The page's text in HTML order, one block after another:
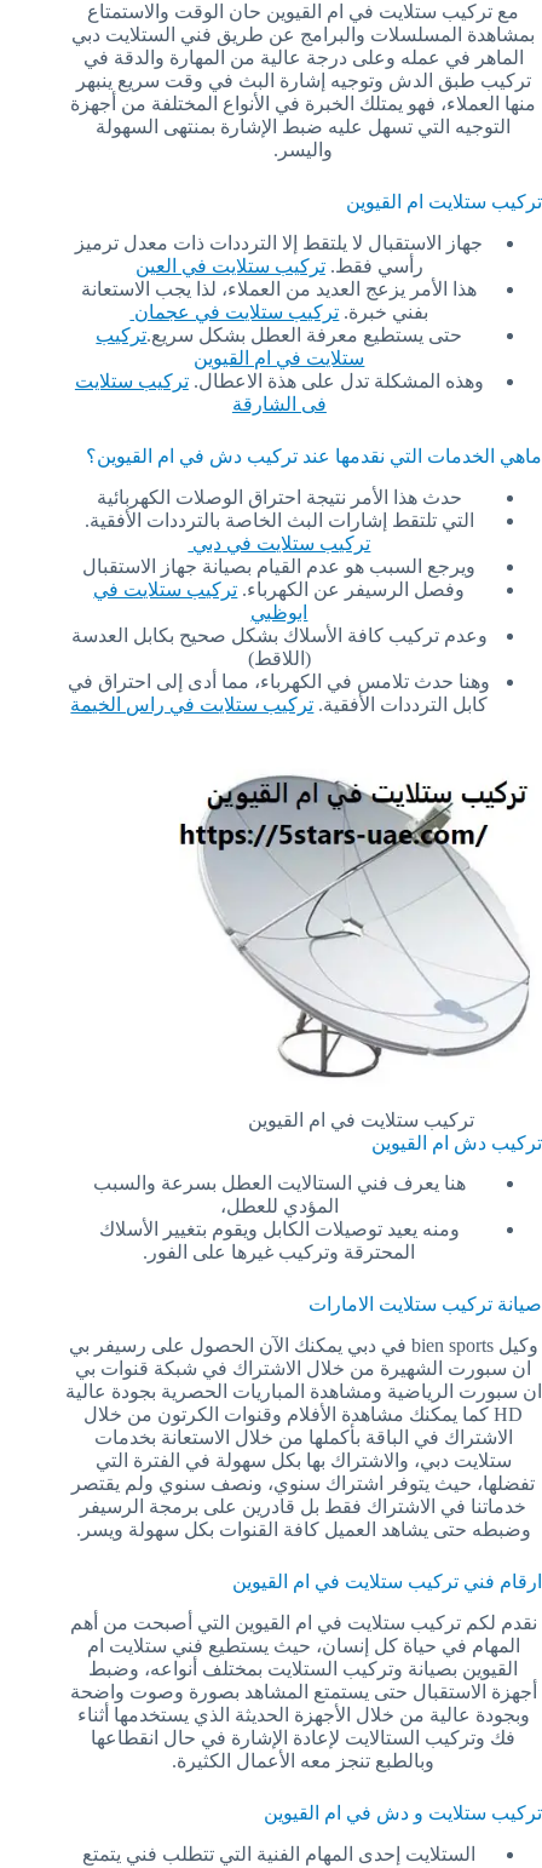
مع تركيب ستلايت في ام القيوين حان الوقت والاستمتاع
بمشاهدة المسلسلات والبرامج عن طريق فني الستلايت دبي
الماهر في عمله وعلى درجة عالية من المهارة والدقة في
تركيب طبق الدش وتوجيه إشارة البث في وقت سريع ينبهر
منها العملاء، فهو يمتلك الخبرة في الأنواع المختلفة من أجهزة
التوجيه التي تسهل عليه ضبط الإشارة بمنتهى السهولة
واليسر.
تركيب ستلايت ام القيوين
جهاز الاستقبال لا يلتقط إلا الترددات ذات معدل ترميز
رأسي فقط.تركيب ستلايت في العين
هذا الأمر يزعج العديد من العملاء، لذا يجب الاستعانة
بفني خبرة. تركيب ستلايت في عجمان
حتى يستطيع معرفة العطل بشكل سريع.تركيب
ستلايت في ام القيوين
وهذه المشكلة تدل على هذة الاعطال.تركيب ستلايت
فى الشارقة
ماهي الخدمات التي نقدمها عند تركيب دش في ام القيوين؟
حدث هذا الأمر نتيجة احتراق الوصلات الكهربائية
التي تلتقط إشارات البث الخاصة بالترددات الأفقية.
تركيب ستلايت في دبي
ويرجع السبب هو عدم القيام بصيانة جهاز الاستقبال
وفصل الرسيفر عن الكهرباء. تركيب ستلايت في
ابوظبي
وعدم تركيب كافة الأسلاك بشكل صحيح بكابل العدسة
(اللاقط)
وهنا حدث تلامس في الكهرباء، مما أدى إلى احتراق في
كابل الترددات الأفقية. تركيب ستلايت في راس الخيمة
تركيب ستلايت في ام القيوين
تركيب دش ام القيوين
هنا يعرف فني الستالايت العطل بسرعة والسبب
المؤدي للعطل،
ومنه يعيد توصيلات الكابل ويقوم بتغيير الأسلاك
المحترقة وتركيب غيرها على الفور.
صيانة تركيب ستلايت الامارات
وكيل bien sports في دبي يمكنك الآن الحصول على رسيفر بي
ان سبورت الشهيرة من خلال الاشتراك في شبكة قنوات بي
ان سبورت الرياضية ومشاهدة المباريات الحصرية بجودة عالية
HD كما يمكنك مشاهدة الأفلام وقنوات الكرتون من خلال
الاشتراك في الباقة بأكملها من خلال الاستعانة بخدمات
ستلايت دبي، والاشتراك بها بكل سهولة في الفترة التي
تفضلها، حيث يتوفر اشتراك سنوي، ونصف سنوي ولم يقتصر
خدماتنا في الاشتراك فقط بل قادرين على برمجة الرسيفر
وضبطه حتى يشاهد العميل كافة القنوات بكل سهولة ويسر.
ارقام فني تركيب ستلايت في ام القيوين
نقدم لكم تركيب ستلايت في ام القيوين التي أصبحت من أهم
المهام في حياة كل إنسان، حيث يستطيع فني ستلايت ام
القيوين بصيانة وتركيب الستلايت بمختلف أنواعه، وضبط
أجهزة الاستقبال حتى يستمتع المشاهد بصورة وصوت واضحة
وبجودة عالية من خلال الأجهزة الحديثة الذي يستخدمها أثناء
فك وتركيب الستالايت لإعادة الإشارة في حال انقطاعها
وبالطبع تنجز معه الأعمال الكثيرة.
تركيب ستلايت و دش في ام القيوين
الستلايت إحدى المهام الفنية التي تتطلب فني يتمتع